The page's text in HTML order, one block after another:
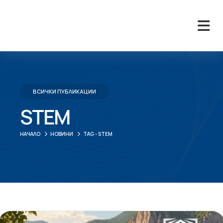
ВСИЧКИ ПУБЛИКАЦИИ
STEM
НАЧАЛО НОВИНИ TAG -STEM